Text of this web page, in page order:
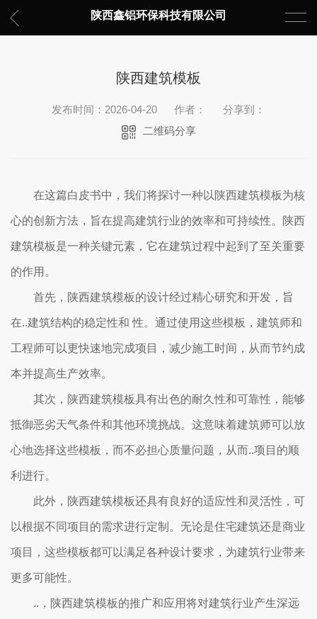
陕西鑫铝环保科技有限公司
陕西建筑模板
发布时间：2026-04-20 作者：
分享到：
二维码分享
在这篇白皮书中，我们将探讨一种以陕西建筑模板为核
心的创新方法，旨在提高建筑行业的效率和可持续性。陕西
建筑模板是一种关键元素，它在建筑过程中起到了至关重要
的作用。
首先，陕西建筑模板的设计经过精心研究和开发，旨
在..建筑结构的稳定性和 性。通过使用这些模板，建筑师和
工程师可以更快速地完成项目，减少施工时间，从而节约成
本并提高生产效率。
其次，陕西建筑模板具有出色的耐久性和可靠性，能够
抵御恶劣天气条件和其他环境挑战。这意味着建筑师可以放
心地选择这些模板，而不必担心质量问题，从而..项目的顺
利进行。
此外，陕西建筑模板还具有良好的适应性和灵活性，可
以根据不同项目的需求进行定制。无论是住宅建筑还是商业
项目，这些模板都可以满足各种设计要求，为建筑行业带来
更多可能性。
..，陕西建筑模板的推广和应用将对建筑行业产生深远